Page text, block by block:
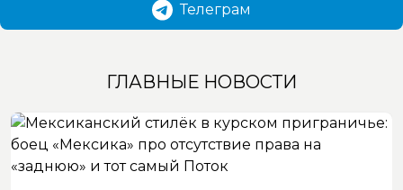
Телеграм
ГЛАВНЫЕ НОВОСТИ